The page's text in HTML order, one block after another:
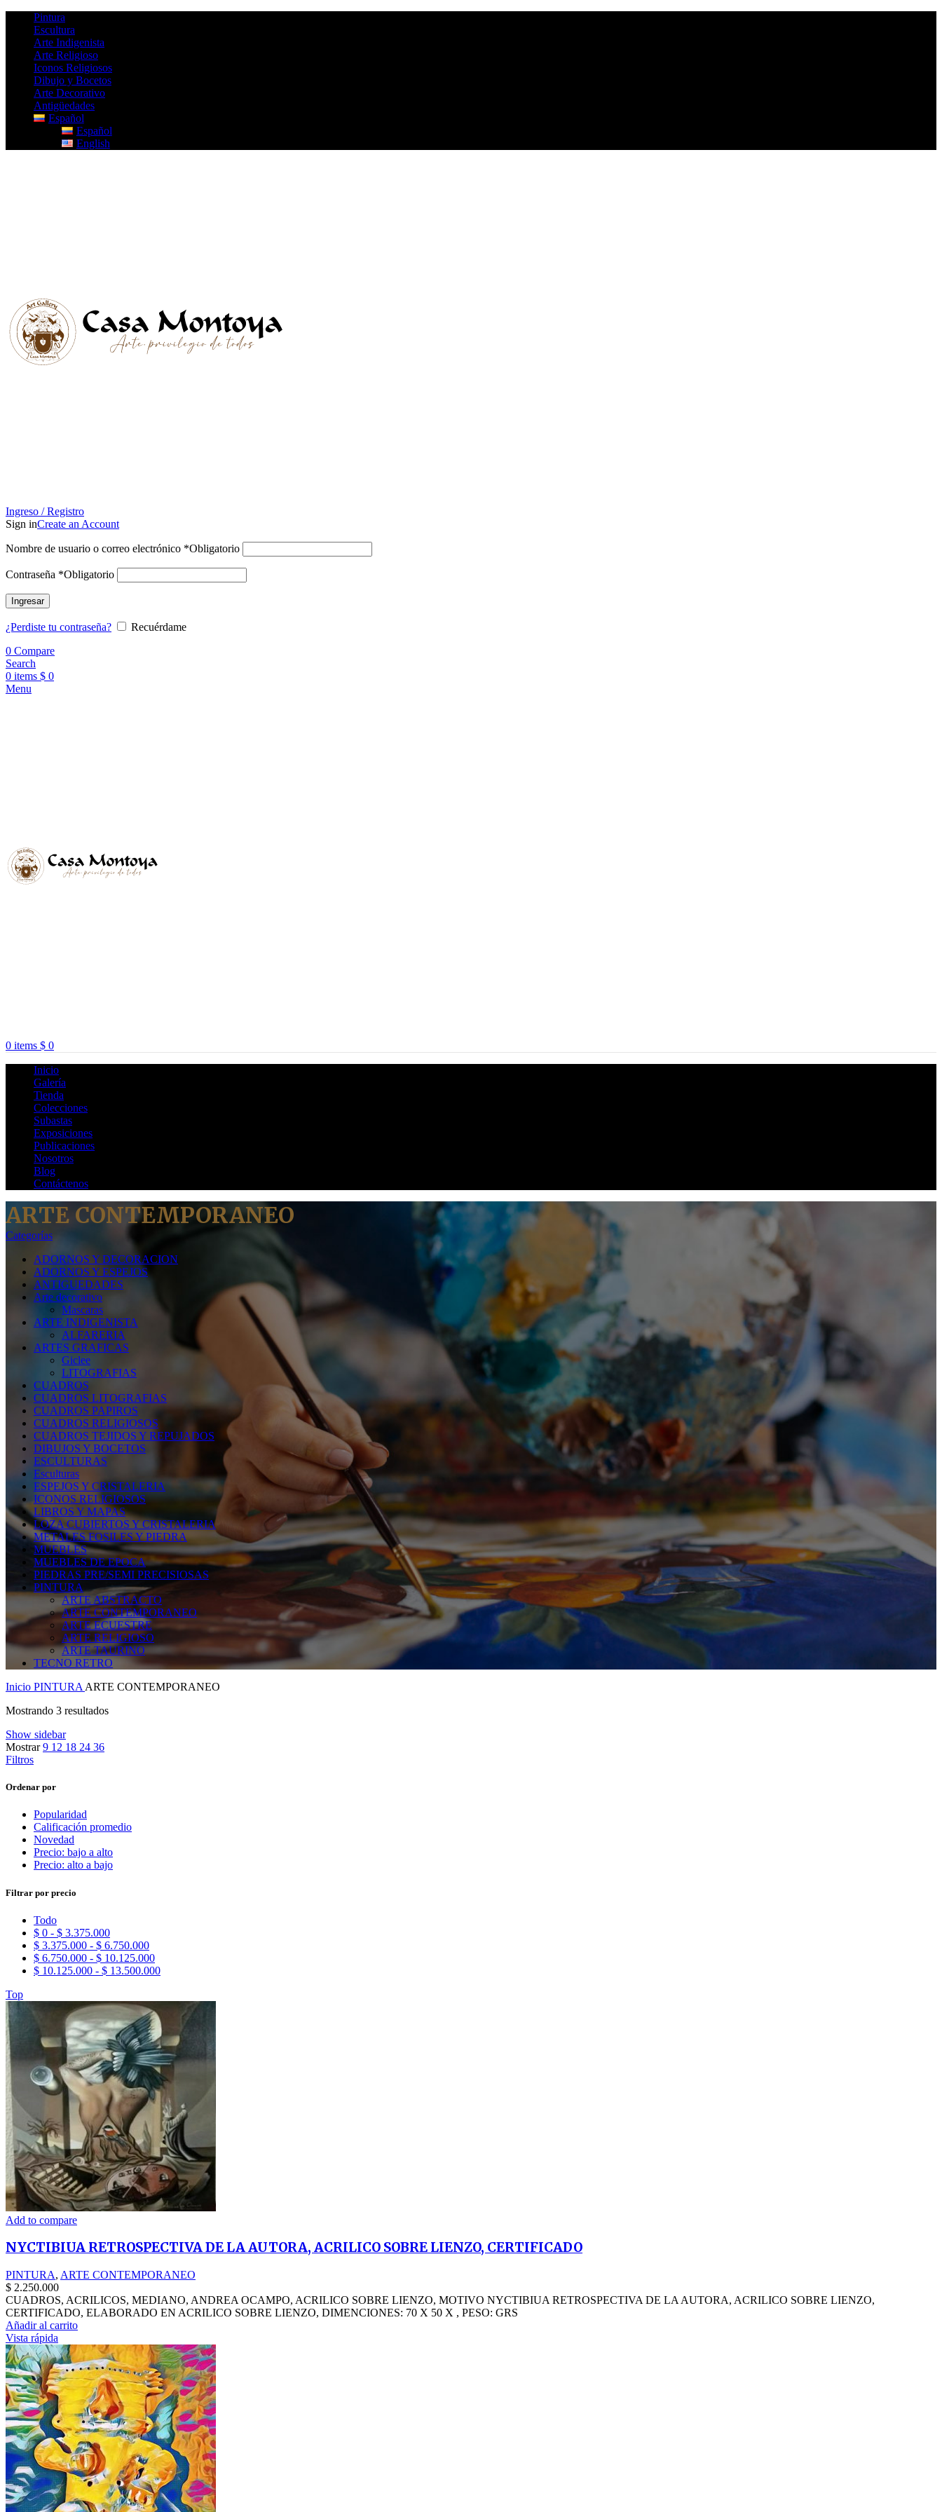
Pintura
Escultura
Arte Indigenista
Arte Religioso
Iconos Religiosos
Dibujo y Bocetos
Arte Decorativo
Antigüedades
Español
Español
English
Ingreso / Registro
Sign inCreate an Account
Nombre de usuario o correo electrónico *Obligatorio
Contraseña *Obligatorio
Ingresar
¿Perdiste tu contraseña?
Recuérdame
0 Compare
Search
0 items $ 0
Menu
0 items $ 0
Inicio
Galería
Tienda
Colecciones
Subastas
Exposiciones
Publicaciones
Nosotros
Blog
Contáctenos
ARTE CONTEMPORANEO
Categorías
ADORNOS Y DECORACION
ADORNOS Y ESPEJOS
ANTIGUEDADES
Arte decorativo
Mascaras
ARTE INDIGENISTA
ALFARERIA
ARTES GRAFICAS
Giclee
LITOGRAFIAS
CUADROS
CUADROS LITOGRAFIAS
CUADROS PAPIROS
CUADROS RELIGIOSOS
CUADROS TEJIDOS Y REPUJADOS
DIBUJOS Y BOCETOS
ESCULTURAS
Esculturas
ESPEJOS Y CRISTALERIA
ICONOS RELIGIOSOS
LIBROS Y MAPAS
LOZA CUBIERTOS Y CRISTALERIA
METALES FOSILES Y PIEDRA
MUEBLES
MUEBLES DE EPOCA
PIEDRAS PRE/SEMI PRECISIOSAS
PINTURA
ARTE ABSTRACTO
ARTE CONTEMPORANEO
ARTE ECUESTRE
ARTE RELIGIOSO
ARTE TAURINO
TECNO RETRO
Inicio PINTURA ARTE CONTEMPORANEO
Mostrando 3 resultados
Show sidebar
Mostrar9 12 18 24 36
Filtros
Ordenar por
Popularidad
Calificación promedio
Novedad
Precio: bajo a alto
Precio: alto a bajo
Filtrar por precio
Todo
$ 0 - $ 3.375.000
$ 3.375.000 - $ 6.750.000
$ 6.750.000 - $ 10.125.000
$ 10.125.000 - $ 13.500.000
Top
Add to compare
NYCTIBIUA RETROSPECTIVA DE LA AUTORA, ACRILICO SOBRE LIENZO, CERTIFICADO
PINTURA, ARTE CONTEMPORANEO
$ 2.250.000
CUADROS, ACRILICOS, MEDIANO, ANDREA OCAMPO, ACRILICO SOBRE LIENZO, MOTIVO NYCTIBIUA RETROSPECTIVA DE LA AUTORA, ACRILICO SOBRE LIENZO,
CERTIFICADO, ELABORADO EN ACRILICO SOBRE LIENZO, DIMENCIONES: 70 X 50 X , PESO: GRS
Añadir al carrito
Vista rápida